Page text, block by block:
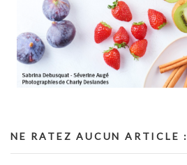
NE RATEZ AUCUN ARTICLE :